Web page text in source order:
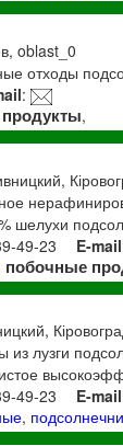
oblast_0
отходы
:
,
шелухи
49-23 E-mail
побочные
лузги
49-23 E-mail
,